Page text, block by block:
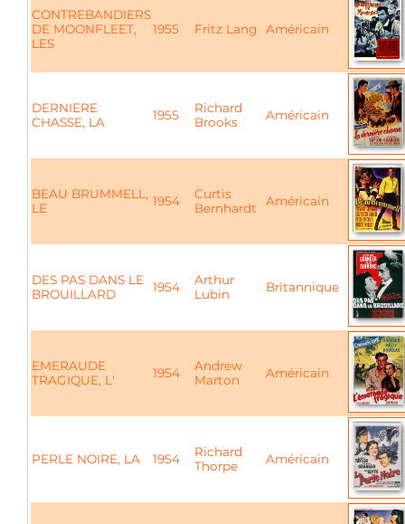
CONTREBANDIERS
DE MOONFLEET,
LES
1955 Fritz Lang Américain
DERNIERE
CHASSE, LA
1955
Richard
Brooks
Américain
BEAU BRUMMELL,
LE
1954
Curtis
Bernhardt
Américain
DES PAS DANS LE
BROUILLARD
1954
Arthur
Lubin
Britannique
EMERAUDE
TRAGIQUE, L'
1954
Andrew
Marton
Américain
PERLE NOIRE, LA 1954
Richard
Thorpe
Américain